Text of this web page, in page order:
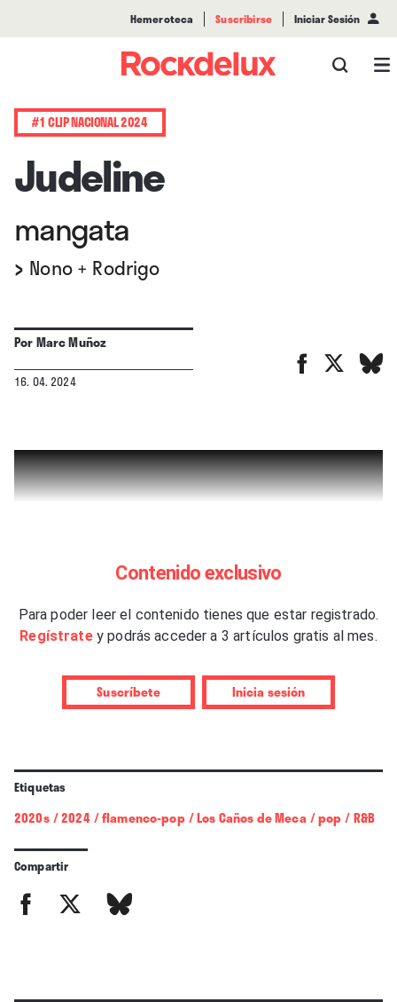
Hemeroteca Suscribirse Iniciar Sesión
#1 CLIP NACIONAL 2024
Judeline
mangata
› Nono + Rodrigo
PorMarc Muñoz
16. 04. 2024
Contenido exclusivo
Para poder leer el contenido tienes que estar registrado.
Regístrate y podrás acceder a 3 artículos gratis al mes.
Suscríbete Inicia sesión
Etiquetas
2020s /2024 /flamenco-pop /Los Caños de Meca /pop /R&B
Compartir